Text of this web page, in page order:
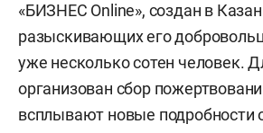
«БИЗНЕС Online», создан в
разыскивающих его
уже несколько сотен человек.
организован сбор
всплывают новые подробности